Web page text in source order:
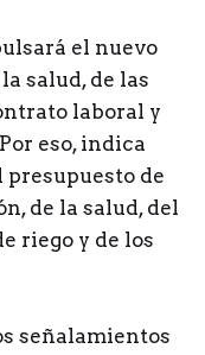
el nuevo
salud, de las
laboral y
eso, indica
presupuesto de
de la salud, del
riego y de los
señalamientos